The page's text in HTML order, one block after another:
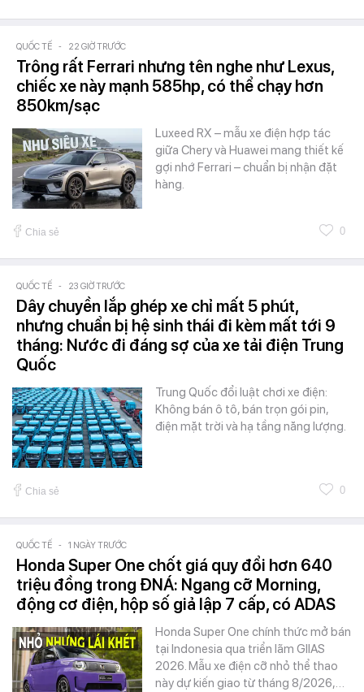
QUỐC TẾ - 22 GIỜ TRƯỚC
Trông rất Ferrari nhưng tên nghe như Lexus,
chiếc xe này mạnh 585hp, có thể chạy hơn
850km/sạc
Luxeed RX – mẫu xe điện hợp tác
giữa Chery và Huawei mang thiết kế
gợi nhớ Ferrari – chuẩn bị nhận đặt
hàng.
Chia sẻ 0
QUỐC TẾ - 23 GIỜ TRƯỚC
Dây chuyền lắp ghép xe chỉ mất 5 phút,
nhưng chuẩn bị hệ sinh thái đi kèm mất tới 9
tháng: Nước đi đáng sợ của xe tải điện Trung
Quốc
Trung Quốc đổi luật chơi xe điện:
Không bán ô tô, bán trọn gói pin,
điện mặt trời và hạ tầng năng lượng.
Chia sẻ 0
QUỐC TẾ - 1 NGÀY TRƯỚC
Honda Super One chốt giá quy đổi hơn 640
triệu đồng trong ĐNÁ: Ngang cỡ Morning,
động cơ điện, hộp số giả lập 7 cấp, có ADAS
Honda Super One chính thức mở bán
tại Indonesia qua triển lãm GIIAS
2026. Mẫu xe điện cỡ nhỏ thể thao
này dự kiến giao từ tháng 8/2026,…